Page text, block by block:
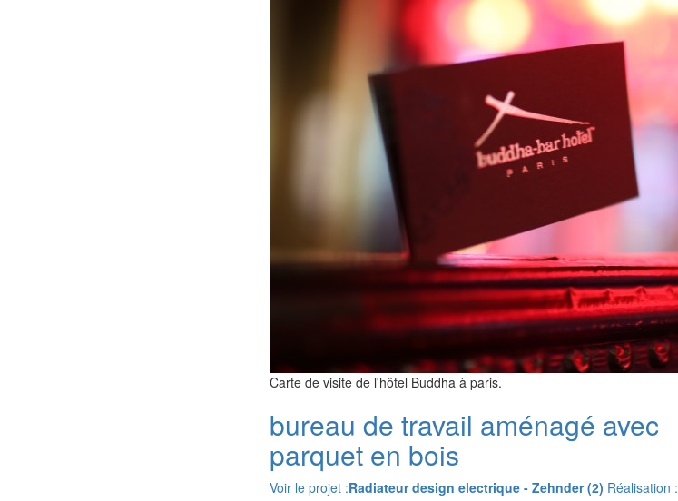
Carte de visite de l'hôtel Buddha à paris.
bureau de travail aménagé avec
parquet en bois
Voir le projet :Radiateur design electrique - Zehnder (2) Réalisation :